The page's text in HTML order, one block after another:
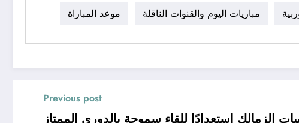
مباريات اليوم والقنوات الناقلة موعد المباراة
Previous post
الزمالك استعدادًا للقاء سموحة بالدوري الممتاز